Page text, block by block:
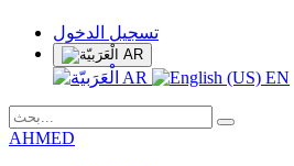
تسجيل الدخول
AR
AR EN
AHMED